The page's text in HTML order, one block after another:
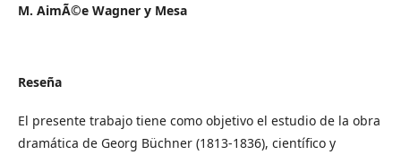
M. AimÃ©e Wagner y Mesa
Reseña
El presente trabajo tiene como objetivo el estudio de la obra
dramática de Georg Büchner (1813-1836), científico y